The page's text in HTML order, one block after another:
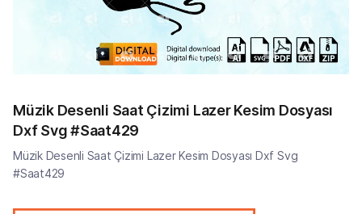
Müzik Desenli Saat Çizimi Lazer Kesim Dosyası
Dxf Svg #Saat429
Müzik Desenli Saat Çizimi Lazer Kesim Dosyası Dxf Svg
#Saat429